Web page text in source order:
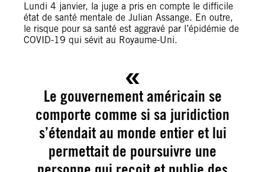
Lundi 4 janvier, la juge a pris en compte le difficile
état de santé mentale de Julian Assange. En outre,
le risque pour sa santé est aggravé par l’épidémie de
COVID-19 qui sévit au Royaume-Uni.
Le gouvernement américain se
comporte comme si sa juridiction
s’étendait au monde entier et lui
permettait de poursuivre une